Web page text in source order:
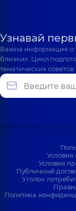
Узнавай
Важна информация о
близких. Цикл
тематических
Условия
Условия
Публичный
Уголок
Политика